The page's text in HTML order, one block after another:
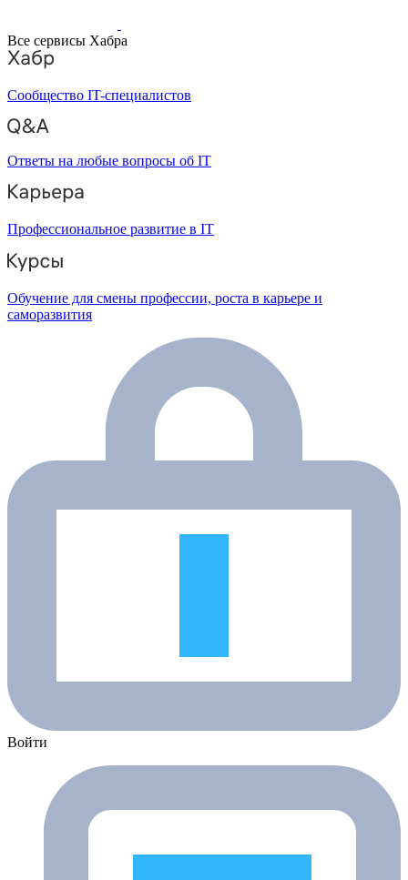
Все сервисы Хабра
Сообщество IT-специалистов
Ответы на любые вопросы об IT
Профессиональное развитие в IT
Обучение для смены профессии, роста в карьере и
саморазвития
Войти